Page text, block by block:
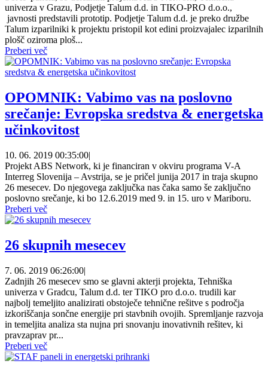
univerza v Grazu, Podjetje Talum d.d. in TIKO-PRO d.o.o.,
javnosti predstavili prototip. Podjetje Talum d.d. je preko družbe
Talum izparilniki k projektu pristopil kot edini proizvajalec izparilnih
plošč oziroma ploš...
Preberi več
OPOMNIK: Vabimo vas na poslovno
srečanje: Evropska sredstva & energetska
učinkovitost
10. 06. 2019 00:35:00|
Projekt ABS Network, ki je financiran v okviru programa V-A
Interreg Slovenija – Avstrija, se je pričel junija 2017 in traja skupno
26 mesecev. Do njegovega zaključka nas čaka samo še zaključno
poslovno srečanje, ki bo 12.6.2019 med 9. in 15. uro v Mariboru.
Preberi več
26 skupnih mesecev
7. 06. 2019 06:26:00|
Zadnjih 26 mesecev smo se glavni akterji projekta, Tehniška
univerza v Gradcu, Talum d.d. ter TIKO pro d.o.o. trudili kar
najbolj temeljito analizirati obstoječe tehnične rešitve s področja
izkoriščanja sončne energije pri stavbnih ovojih. Spremljanje razvoja
in temeljita analiza sta nujna pri snovanju inovativnih rešitev, ki
pravzaprav pr...
Preberi več